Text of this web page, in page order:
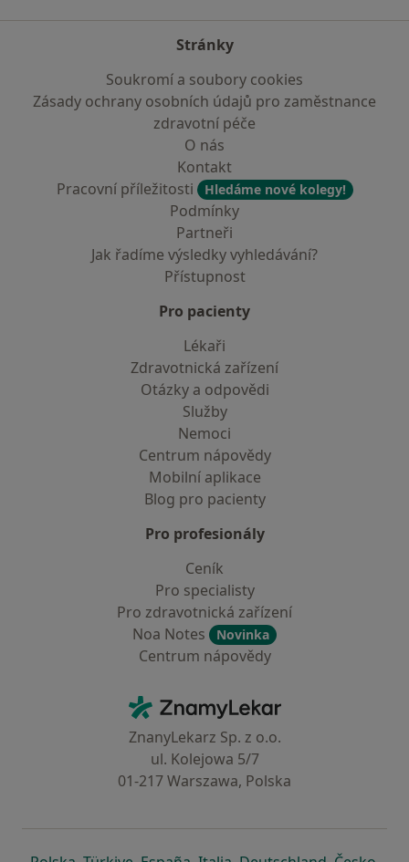
Stránky
Soukromí a soubory cookies
Zásady ochrany osobních údajů pro zaměstnance
zdravotní péče
O nás
Kontakt
Pracovní příležitosti
Hledáme nové kolegy!
Podmínky
Partneři
Jak řadíme výsledky vyhledávání?
Přístupnost
Pro pacienty
Lékaři
Zdravotnická zařízení
Otázky a odpovědi
Služby
Nemoci
Centrum nápovědy
Mobilní aplikace
Blog pro pacienty
Pro profesionály
Ceník
Pro specialisty
Pro zdravotnická zařízení
Noa Notes
Novinka
Centrum nápovědy
ZnamyLekar - Hlavní stránka
ZnanyLekarz Sp. z o.o.
ul. Kolejowa 5/7
01-217 Warszawa, Polska